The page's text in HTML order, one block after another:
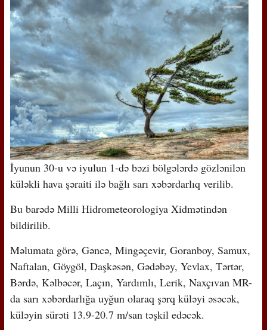
İyunun 30-u və iyulun 1-də bəzi bölgələrdə gözlənilən
küləkli hava şəraiti ilə bağlı sarı xəbərdarlıq verilib.
Bu barədə Milli Hidrometeorologiya Xidmətindən
bildirilib.
Məlumata görə, Gəncə, Mingəçevir, Goranboy, Samux,
Naftalan, Göygöl, Daşkəsən, Gədəbəy, Yevlax, Tərtər,
Bərdə, Kəlbəcər, Laçın, Yardımlı, Lerik, Naxçıvan MR-
da sarı xəbərdarlığa uyğun olaraq şərq küləyi əsəcək,
küləyin sürəti 13.9-20.7 m/san təşkil edəcək.